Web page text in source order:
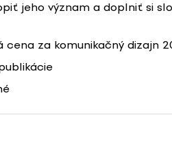
jeho význam a doplniť si
cena za komunikačný dizajn